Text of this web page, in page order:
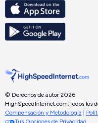
© Derechos de autor 2026
HighSpeedInternet.com. Todos los
Compensación y Metodología
Tus Opciones de Privacidad